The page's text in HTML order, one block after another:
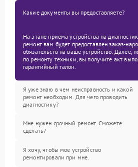
Какие документы вы предоставляете?
На этапе приема устройства на
ремонт вам будет предоставлен заказ-
обязательств на ваше устройство. Далее,
по ремонту техники, вы получите акт
гарантийный талон.
Я уже знаю в чем неисправность и какой
ремонт необходим. Для чего проводить
диагностику?
Мне нужен срочный ремонт. Сможете
сделать?
Я хочу, чтобы мое устройство
ремонтировали при мне.